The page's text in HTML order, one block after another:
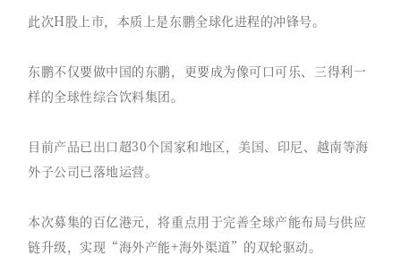
此次H股上市，本质上是东鹏全球化进程的冲锋号。
东鹏不仅要做中国的东鹏，更要成为像可口可乐、三得利一
样的全球性综合饮料集团。
目前产品已出口超30个国家和地区，美国、印尼、越南等海
外子公司已落地运营。
本次募集的百亿港元，将重点用于完善全球产能布局与供应
链升级，实现“海外产能+海外渠道”的双轮驱动。